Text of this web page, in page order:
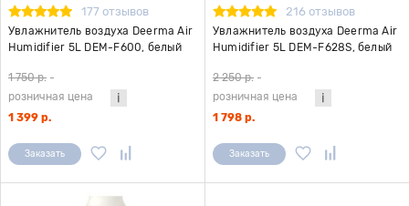
177 отзывов
Увлажнитель воздуха Deerma Air
Humidifier 5L DEM-F600, белый
1 750 р. -
розничная цена
1 399 р.
Заказать
216 отзывов
Увлажнитель воздуха Deerma Air
Humidifier 5L DEM-F628S, белый
2 250 р. -
розничная цена
1 798 р.
Заказать